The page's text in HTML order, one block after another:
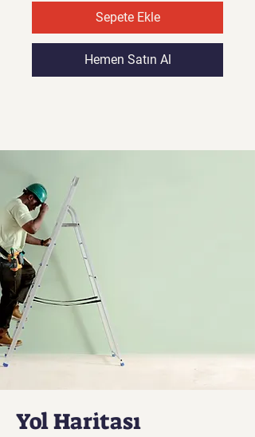
Sepete Ekle
Hemen Satın Al
Yol Haritası